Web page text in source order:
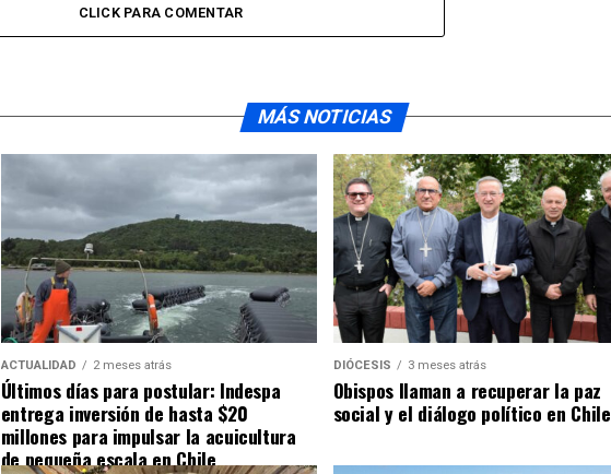
CLICK PARA COMENTAR
MÁS NOTICIAS
ACTUALIDAD 2 meses atrás
Últimos días para postular: Indespa
entrega inversión de hasta $20
millones para impulsar la acuicultura
de pequeña escala en Chile
DIÓCESIS 3 meses atrás
Obispos llaman a recuperar la paz
social y el diálogo político en Chile